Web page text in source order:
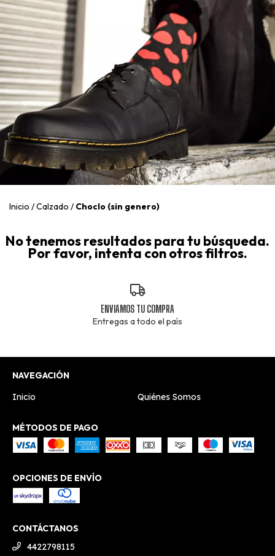
Inicio /Calzado / Choclo (sin genero)
No tenemos resultados para tu búsqueda.
Por favor, intenta con otros filtros.
ENVIAMOS TU COMPRA
Entregas a todo el país
NAVEGACIÓN
Inicio
Quiénes Somos
MÉTODOS DE PAGO
OPCIONES DE ENVÍO
CONTÁCTANOS
4422798115